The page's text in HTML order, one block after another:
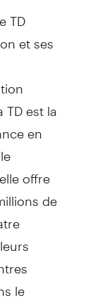
TD
et ses
est la
en
offre
de
le